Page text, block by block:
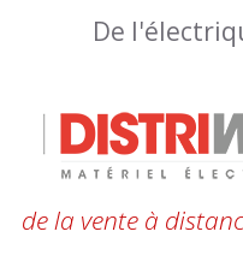
De
de la vente à